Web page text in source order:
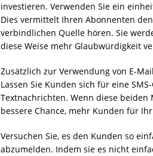
investieren. Verwenden Sie ein
Dies vermittelt Ihren Abonnenten
verbindlichen Quelle hören. Sie
diese Weise mehr Glaubwürdigkeit
Zusätzlich zur Verwendung von E-
Lassen Sie Kunden sich für eine
Textnachrichten. Wenn diese
bessere Chance, mehr Kunden für
Versuchen Sie, es den Kunden so
abzumelden. Indem sie es nicht